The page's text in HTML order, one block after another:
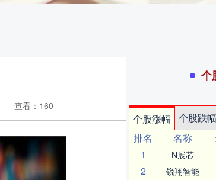
查看：160
个
个股涨幅 个股跌幅
排名
名称
1
N展芯
2 锐翔智能